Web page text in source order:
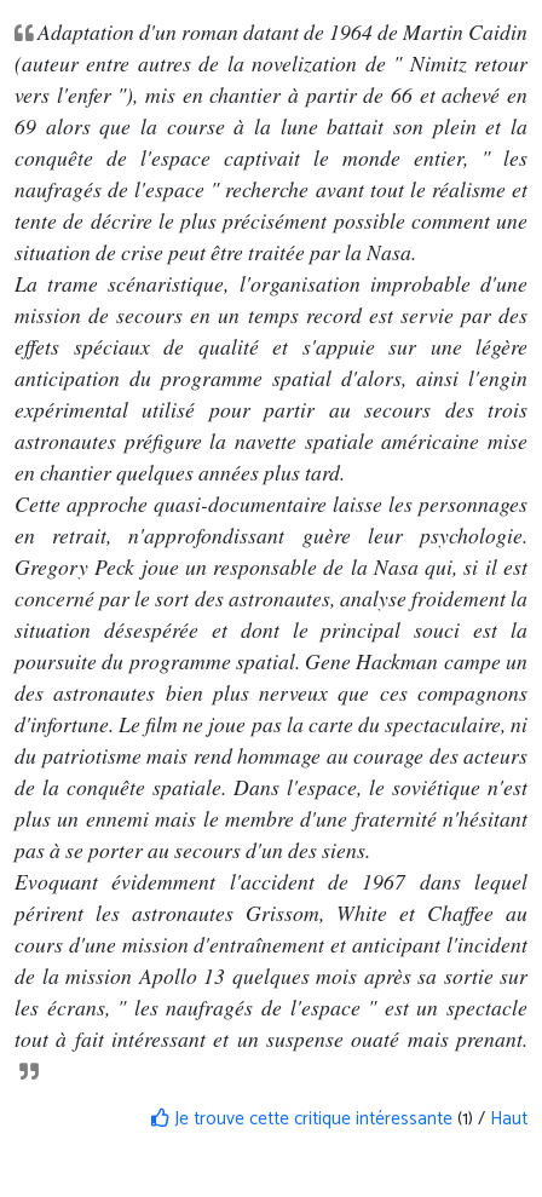
Adaptation d'un roman datant de 1964 de Martin Caidin
(auteur entre autres de la novelization de " Nimitz retour
vers l'enfer "), mis en chantier à partir de 66 et achevé en
69 alors que la course à la lune battait son plein et la
conquête de l'espace captivait le monde entier, " les
naufragés de l'espace " recherche avant tout le réalisme et
tente de décrire le plus précisément possible comment une
situation de crise peut être traitée par la Nasa.
La trame scénaristique, l'organisation improbable d'une
mission de secours en un temps record est servie par des
effets spéciaux de qualité et s'appuie sur une légère
anticipation du programme spatial d'alors, ainsi l'engin
expérimental utilisé pour partir au secours des trois
astronautes préfigure la navette spatiale américaine mise
en chantier quelques années plus tard.
Cette approche quasi-documentaire laisse les personnages
en retrait, n'approfondissant guère leur psychologie.
Gregory Peck joue un responsable de la Nasa qui, si il est
concerné par le sort des astronautes, analyse froidement la
situation désespérée et dont le principal souci est la
poursuite du programme spatial. Gene Hackman campe un
des astronautes bien plus nerveux que ces compagnons
d'infortune. Le film ne joue pas la carte du spectaculaire, ni
du patriotisme mais rend hommage au courage des acteurs
de la conquête spatiale. Dans l'espace, le soviétique n'est
plus un ennemi mais le membre d'une fraternité n'hésitant
pas à se porter au secours d'un des siens.
Evoquant évidemment l'accident de 1967 dans lequel
périrent les astronautes Grissom, White et Chaffee au
cours d'une mission d'entraînement et anticipant l'incident
de la mission Apollo 13 quelques mois après sa sortie sur
les écrans, " les naufragés de l'espace " est un spectacle
tout à fait intéressant et un suspense ouaté mais prenant.
Je trouve cette critique intéressante(1) / Haut